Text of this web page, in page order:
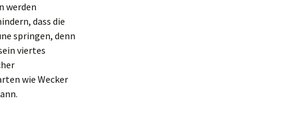
werden
dass die
springen, denn
viertes
wie Wecker